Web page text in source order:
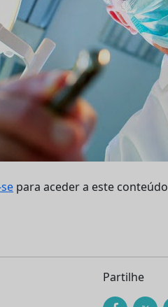
para aceder a este conteúdo
Partilhe